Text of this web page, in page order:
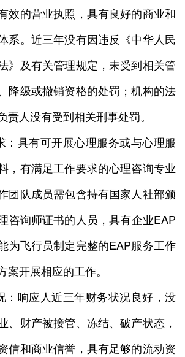
效的营业执照，具有良好的商业和
系。近三年没有因违反《中华人民
》及有关管理规定，未受到相关管
降级或撤销资格的处罚；机构的法
责人没有受到相关刑事处罚。
具有可开展心理服务或与心理服
，有满足工作要求的心理咨询专业
团队成员需包含持有国家人社部颁
咨询师证书的人员，具有企业EAP
为飞行员制定完整的EAP服务工作
开展相应的工作。
响应人近三年财务状况良好，没
、财产被接管、冻结、破产状态，
信和商业信誉，具有足够的流动资